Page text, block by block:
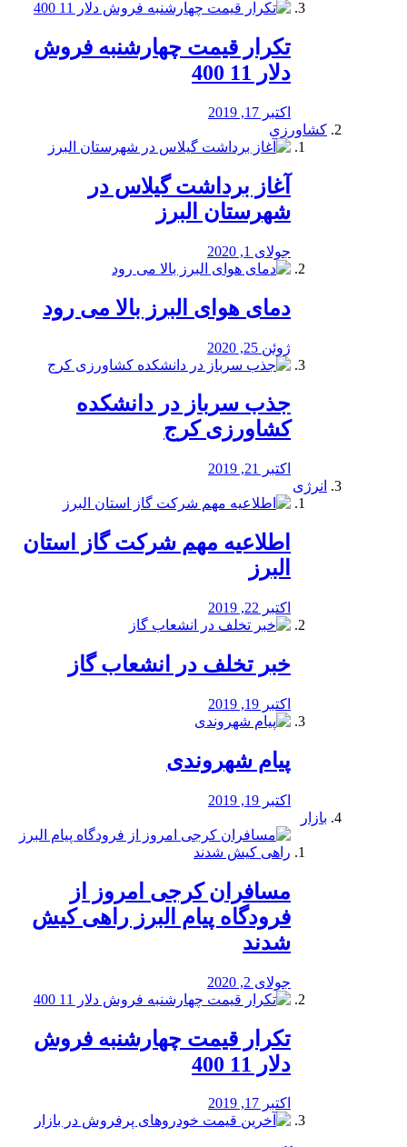
تکرار قیمت چهارشنبه فروش
دلار 11 400
اکتبر 17, 2019
کشاورزی
آغاز برداشت گیلاس در
شهرستان البرز
جولای 1, 2020
دمای هوای البرز بالا می رود
ژوئن 25, 2020
جذب سرباز در دانشکده
کشاورزی کرج
اکتبر 21, 2019
انرژی
️اطلاعیه مهم شرکت گاز استان
البرز
اکتبر 22, 2019
خبر تخلف در انشعاب گاز
اکتبر 19, 2019
پیام شهروندی
اکتبر 19, 2019
بازار
مسافران کرجی امروز از
فرودگاه پیام البرز راهی کیش
شدند
جولای 2, 2020
تکرار قیمت چهارشنبه فروش
دلار 11 400
اکتبر 17, 2019